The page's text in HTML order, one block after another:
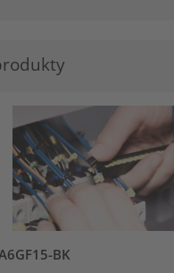
BK